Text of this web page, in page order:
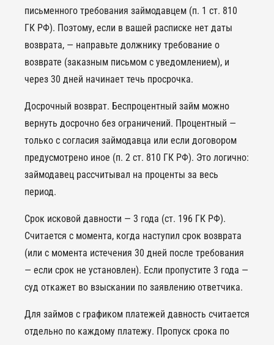
письменного требования займодавцем (п. 1 ст. 810
ГК РФ). Поэтому, если в вашей расписке нет даты
возврата, — направьте должнику требование о
возврате (заказным письмом с уведомлением), и
через 30 дней начинает течь просрочка.
Досрочный возврат. Беспроцентный займ можно
вернуть досрочно без ограничений. Процентный —
только с согласия займодавца или если договором
предусмотрено иное (п. 2 ст. 810 ГК РФ). Это логично:
займодавец рассчитывал на проценты за весь
период.
Срок исковой давности — 3 года (ст. 196 ГК РФ).
Считается с момента, когда наступил срок возврата
(или с момента истечения 30 дней после требования
— если срок не установлен). Если пропустите 3 года —
суд откажет во взыскании по заявлению ответчика.
Для займов с графиком платежей давность считается
отдельно по каждому платежу. Пропуск срока по